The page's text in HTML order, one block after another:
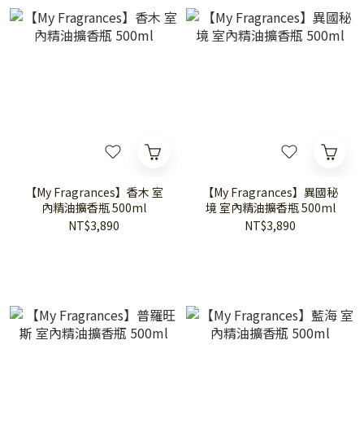
【My Fragrances】香木 室
內精油擴香瓶 500ml
NT$3,890
【My Fragrances】異國秘
境 室內精油擴香瓶 500ml
NT$3,890